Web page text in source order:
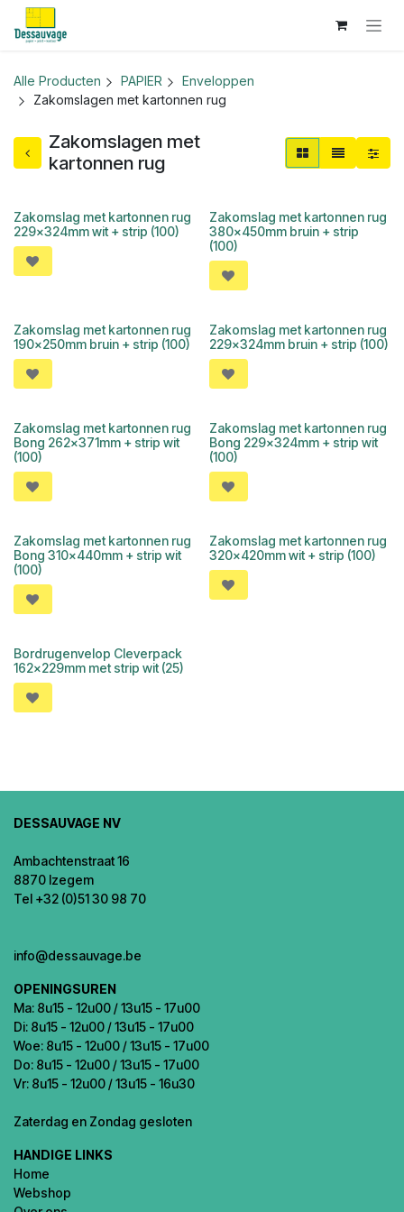
Overslaan naar inhoud
Alle Producten PAPIER
Enveloppen
Zakomslagen met kartonnen rug
Zakomslagen met
kartonnen rug
Zakomslag met kartonnen rug
229x324mm wit + strip (100)
Zakomslag met kartonnen rug
380x450mm bruin + strip
(100)
Zakomslag met kartonnen rug
190x250mm bruin + strip (100)
Zakomslag met kartonnen rug
229x324mm bruin + strip (100)
Zakomslag met kartonnen rug
Bong 262x371mm + strip wit
(100)
Zakomslag met kartonnen rug
Bong 229x324mm + strip wit
(100)
Zakomslag met kartonnen rug
Bong 310x440mm + strip wit
(100)
Zakomslag met kartonnen rug
320x420mm wit + strip (100)
Bordrugenvelop Cleverpack
162x229mm met strip wit (25)
DESSAUVAGE NV
Ambachtenstraat 16
8870 Izegem
Tel +32 (0)51 30 98 70
info@dessauvage.be
OPENINGSUREN
Ma: 8u15 - 12u00 / 13u15 - 17u00
Di: 8u15 - 12u00 / 13u15 - 17u00
Woe: 8u15 - 12u00 / 13u15 - 17u00
Do: 8u15 - 12u00 / 13u15 - 17u00
Vr: 8u15 - 12u00 / 13u15 - 16u30
Zaterdag en Zondag gesloten
HANDIGE LINKS
Home
Webshop